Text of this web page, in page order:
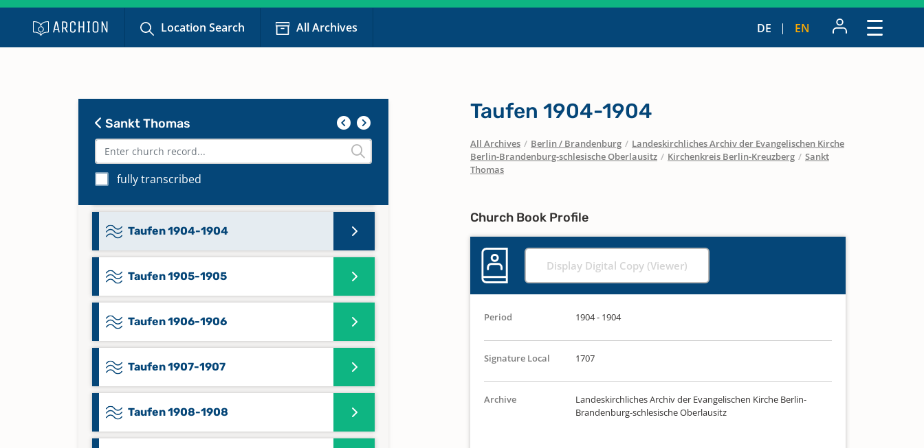
Location Search All Archives DE EN
Sankt Thomas
fully transcribed
Taufen 1899-1899
Taufen 1900-1900
Taufen 1902-1902
Taufen 1903-1903
Taufen 1904-1904
Taufen 1905-1905
Taufen 1906-1906
Taufen 1907-1907
Taufen 1908-1908
Taufen 1904-1904
All Archives / Berlin / Brandenburg / Landeskirchliches Archiv der Evangelischen Kirche
Berlin-Brandenburg-schlesische Oberlausitz / Kirchenkreis Berlin-Kreuzberg / Sankt
Thomas
Church Book Profile
Display Digital Copy (Viewer)
Period 1904 - 1904
Signature Local 1707
Archive
Landeskirchliches Archiv der Evangelischen Kirche Berlin-
Brandenburg-schlesische Oberlausitz